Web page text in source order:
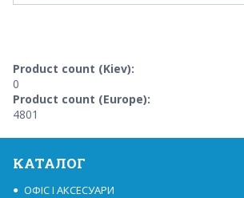
Product count (Kiev):
0
Product count (Europe):
4801
КАТАЛОГ
ОФІС І АКСЕСУАРИ